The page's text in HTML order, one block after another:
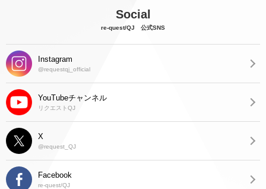
Social
re-quest/QJ 公式SNS
Instagram
@requestqj_official
YouTubeチャンネル
リクエストQJ
X
@request_QJ
Facebook
re-quest/QJ